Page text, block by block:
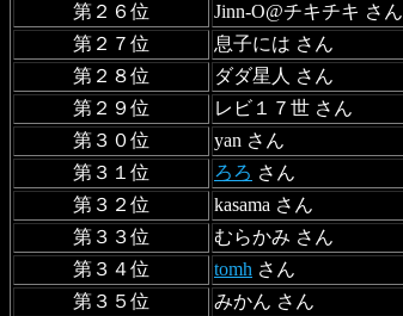
第２６位
Jinn-O@チキチキ さん
第２７位
息子には さん
第２８位
ダダ星人 さん
第２９位
レビ１７世 さん
第３０位
yan さん
第３１位
ろろ さん
第３２位
kasama さん
第３３位
むらかみ さん
第３４位
tomh さん
第３５位
みかん さん